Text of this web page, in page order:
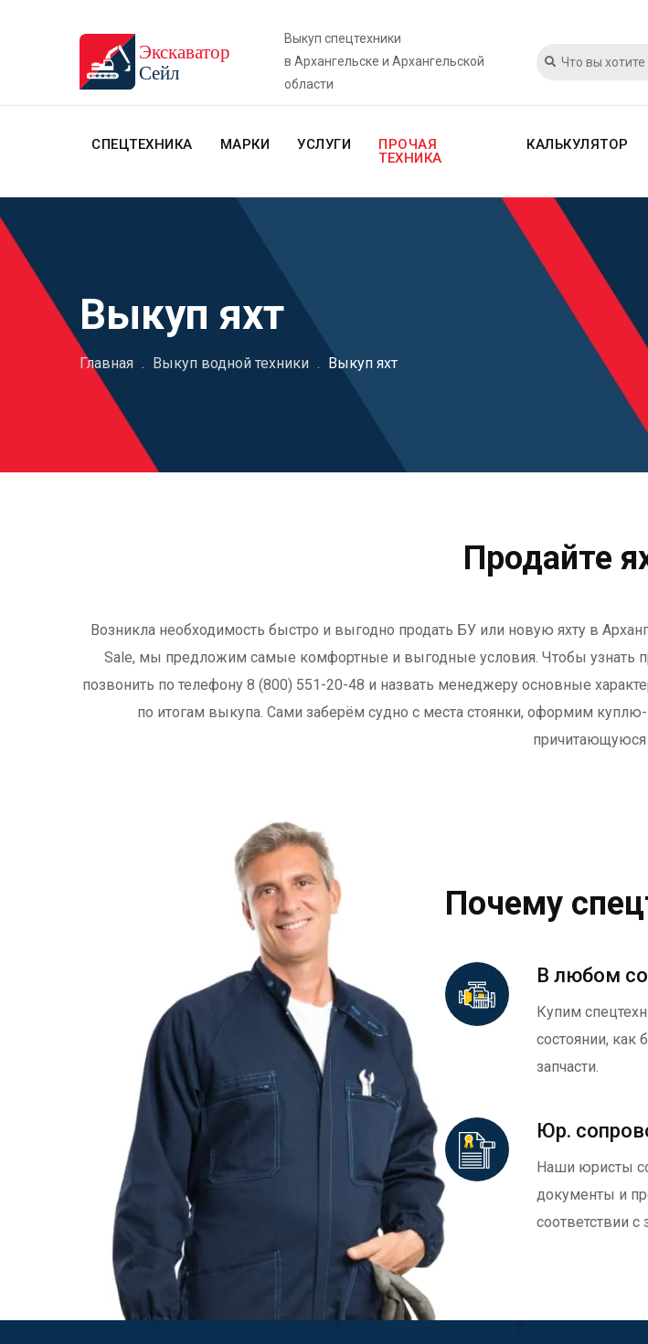
Выкуп спецтехники
в Архангельске и Архангельской
области
СПЕЦТЕХНИКА МАРКИ УСЛУГИ
ПРОЧАЯ
ТЕХНИКА
КАЛЬКУЛЯТОР
Выкуп яхт
Главная . Выкуп водной техники . Выкуп яхт
Продайте
Возникла необходимость быстро и выгодно продать БУ или новую яхту в
Sale, мы предложим самые комфортные и выгодные условия. Чтобы узнать
позвонить по телефону 8 (800) 551-20-48 и назвать менеджеру основные
по итогам выкупа. Сами заберём судно с места стоянки, оформим
Почему
В любом
Купим
состоянии, как
запчасти.
Юр.
Наши юристы
документы и
соответствии с